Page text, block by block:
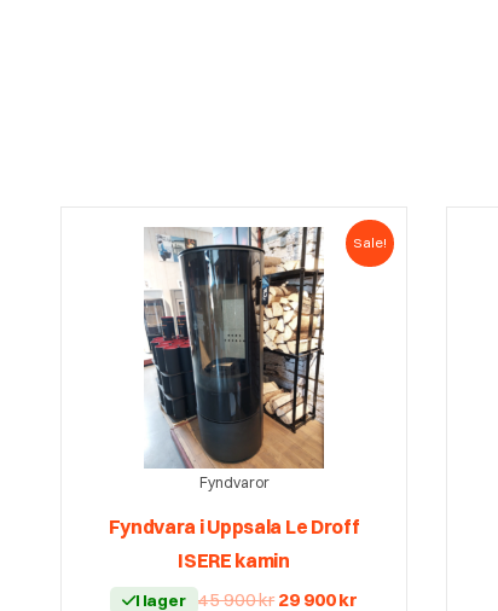
Sale!
Fyndvaror
Fyndvara i Uppsala Le Droff
ISERE kamin
I lager 45 900kr Det
29 900kr